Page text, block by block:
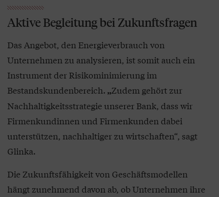
Aktive Begleitung bei Zukunftsfragen
Das Angebot, den Energieverbrauch von
Unternehmen zu analysieren, ist somit auch ein
Instrument der Risikominimierung im
Bestandskundenbereich. „Zudem gehört zur
Nachhaltigkeitsstrategie unserer Bank, dass wir
Firmenkundinnen und Firmenkunden dabei
unterstützen, nachhaltiger zu wirtschaften“, sagt
Glinka.
Die Zukunftsfähigkeit von Geschäftsmodellen
hängt zunehmend davon ab, ob Unternehmen ihre